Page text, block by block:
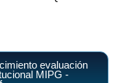
evaluación
MIPG -